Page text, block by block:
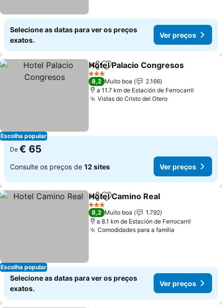
Selecione as datas para ver os preços
exatos.
Ver preços
Escolha popular
PartilharAdicionar aos favoritos
Hotel Palacio Congresos
3 Estrelas
8,2 Muito boa
2.166
a 11.7 km de Estación de Ferrocarril
Vistas do Cristo del Otero
De € 65
Consulte os preços de 12 sites Ver preços
Escolha popular
PartilharAdicionar aos favoritos
Hotel Camino Real
3 Estrelas
8,2 Muito boa
1.792
a 8.1 km de Estación de Ferrocarril
Comodidades para a família
Selecione as datas para ver os preços
exatos.
Ver preços